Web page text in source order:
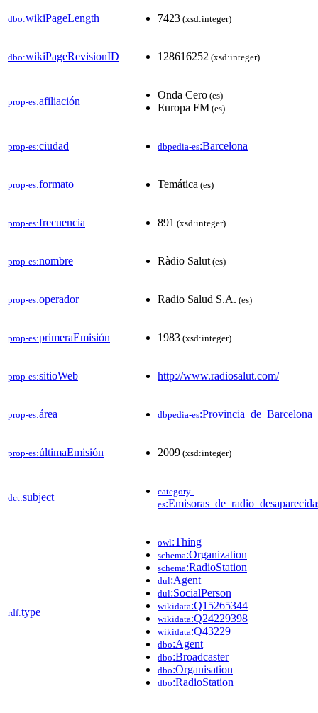
dbo:wikiPageLength 7423 (xsd:integer)
dbo:wikiPageRevisionID 128616252 (xsd:integer)
prop-es:afiliación
Onda Cero (es)
Europa FM (es)
prop-es:ciudad dbpedia-es:Barcelona
prop-es:formato Temática (es)
prop-es:frecuencia 891 (xsd:integer)
prop-es:nombre Ràdio Salut (es)
prop-es:operador Radio Salud S.A. (es)
prop-es:primeraEmisión 1983 (xsd:integer)
prop-es:sitioWeb http://www.radiosalut.com/
prop-es:área dbpedia-es:Provincia_de_Barcelona
prop-es:últimaEmisión 2009 (xsd:integer)
dct:subject
category-
es
rdf:type
owl:Thing
schema:Organization
schema:RadioStation
dul:Agent
dul:SocialPerson
wikidata:Q15265344
wikidata:Q24229398
wikidata:Q43229
dbo:Agent
dbo:Broadcaster
dbo:Organisation
dbo:RadioStation